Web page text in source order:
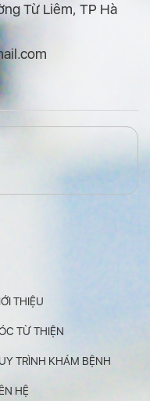
Từ Liêm, TP Hà
THIỆU
TỪ THIỆN
TRÌNH KHÁM BỆNH
HỆ